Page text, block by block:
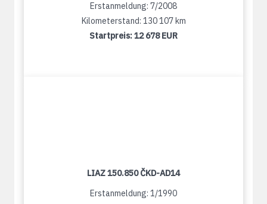
Erstanmeldung: 7/2008
Kilometerstand: 130 107 km
Startpreis:12 678 EUR
LIAZ 150.850 ČKD-AD14
Erstanmeldung: 1/1990